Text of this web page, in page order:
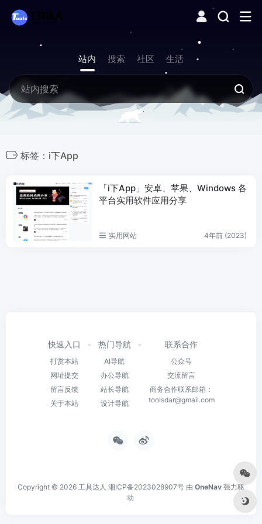
站内 搜索 社区 生活
标签：i下App
「i下App」安卓、苹果、Windows 各
平台实用软件应用分享
实用网站 4年前 (2023)
快速入口
打赏本站
网址提交
留言反馈
关于本站
热门导航
AI导航
办公导航
站长导航
设计导航
联系合作
公众号
交流留言
商务合作联系邮箱：
toolsdar@gmail.com
Copyright © 2026 工具达人 湘ICP备2023028907号 由 OneNav 强力驱
动